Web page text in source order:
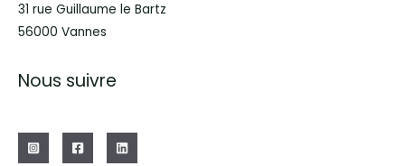
31 rue Guillaume le Bartz
56000 Vannes
Nous suivre